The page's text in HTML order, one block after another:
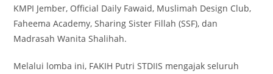
KMPI Jember, Official Daily Fawaid, Muslimah Design Club,
Faheema Academy, Sharing Sister Fillah (SSF), dan
Madrasah Wanita Shalihah.
Melalui lomba ini, FAKIH Putri STDIIS mengajak seluruh